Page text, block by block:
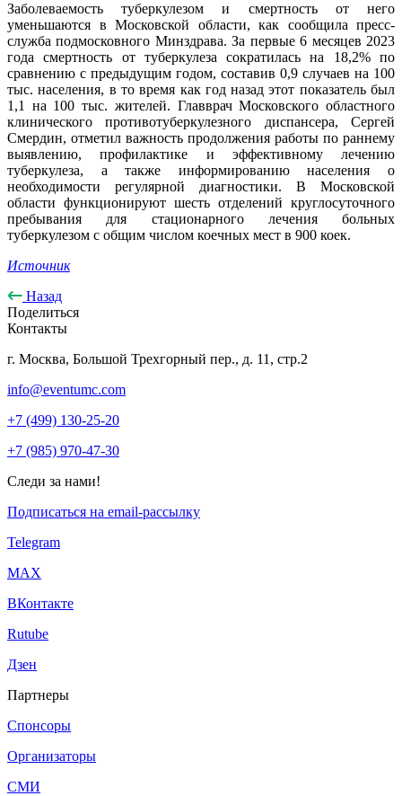
Заболеваемость туберкулезом и смертность от него
уменьшаются в Московской области, как сообщила пресс-
служба подмосковного Минздрава. За первые 6 месяцев 2023
года смертность от туберкулеза сократилась на 18,2% по
сравнению с предыдущим годом, составив 0,9 случаев на 100
тыс. населения, в то время как год назад этот показатель был
1,1 на 100 тыс. жителей. Главврач Московского областного
клинического противотуберкулезного диспансера, Сергей
Смердин, отметил важность продолжения работы по раннему
выявлению, профилактике и эффективному лечению
туберкулеза, а также информированию населения о
необходимости регулярной диагностики. В Московской
области функционируют шесть отделений круглосуточного
пребывания для стационарного лечения больных
туберкулезом с общим числом коечных мест в 900 коек.
Источник
Назад
Поделиться
Контакты
г. Москва, Большой Трехгорный пер., д. 11, стр.2
info@eventumc.com
+7 (499) 130-25-20
+7 (985) 970-47-30
Следи за нами!
Подписаться на email-рассылку
Telegram
МАХ
ВКонтакте
Rutube
Дзен
Партнеры
Спонсоры
Организаторы
СМИ